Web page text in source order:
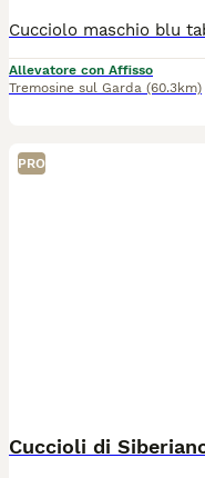
Allevatore con Affisso
Tremosine sul Garda (60.3km)
PRO
Cuccioli di